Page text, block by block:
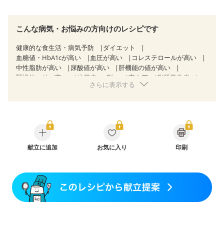
こんな病気・お悩みの方向けのレシピです
健康的な食生活・病気予防
ダイエット
血糖値・HbA1cが高い
血圧が高い
コレステロールが高い
中性脂肪が高い
尿酸値が高い
肝機能の値が高い
腎機能の値が高い
糖尿病（2型） 高血圧
脂質異常症
胃ポリープ 逆流性食道炎
糖尿病性腎症（第３期）
CKD（ステージ１）
CKD（ステージ２）
CKD（ステージ３a）
CKD（ステージ３b）
乳がん（抗がん剤治療中）
産後（母乳）
骨粗しょう症
関節リウマチ
乾癬
フレイル（年齢に合わせた体作り）
さらに表示する
献立に追加 お気に入り 印刷